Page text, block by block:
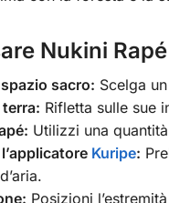
Nukini
sacro: Scelga
terra: Rifletta sulle sue
Utilizzi una
Kuripe:
Posizioni